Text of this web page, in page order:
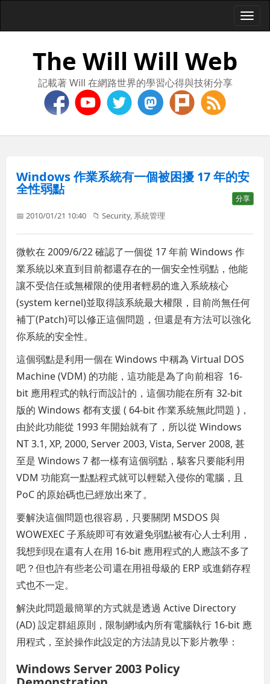
The Will Will Web
記載著 Will 在網路世界的學習心得與技術分享
Windows 作業系統有一個被困擾 17 年的安
全性弱點
分享
📅 2010/01/21 10:40 📁Security, 系統管理
微軟在 2009/6/22 確認了一個從 17 年前 Windows 作
業系統以來直到目前都還存在的一個安全性弱點，他能
讓不受信任或無權限的使用者輕易的進入系統核心
(system kernel)並取得該系統最大權限，目前尚無任何
補丁(Patch)可以修正這個問題，但還是有方法可以強化
你系統的安全性。
這個弱點是利用一個在 Windows 中稱為 Virtual DOS
Machine (VDM) 的功能，這功能是為了向前相容 16-
bit 應用程式的執行而設計的，這個功能在所有 32-bit
版的 Windows 都有支援 ( 64-bit 作業系統無此問題 )，
由於此功能從 1993 年開始就有了，所以從 Windows
NT 3.1, XP, 2000, Server 2003, Vista, Server 2008, 甚
至是 Windows 7 都一樣有這個弱點，駭客只要能利用
VDM 功能寫一點點程式就可以輕鬆入侵你的電腦，且
PoC 的原始碼也已經放出來了。
要解決這個問題也很容易，只要關閉 MSDOS 與
WOWEXEC 子系統即可有效避免弱點被有心人士利用，
我想到現在還有人在用 16-bit 應用程式的人應該不多了
吧？但也許有些老公司還在用祖母級的 ERP 或進銷存程
式也不一定。
解決此問題最簡單的方式就是透過 Active Directory
(AD) 設定群組原則，限制網域內所有電腦執行 16-bit 應
用程式，至於操作此設定的方法請見以下影片教學：
Windows Server 2003 Policy